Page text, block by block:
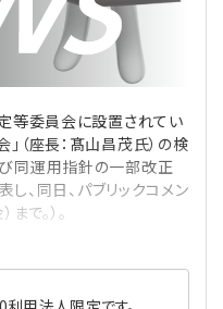
用
人事戦略
定される指摘事項
等委員会に設置されてい
（座長：髙山昌茂氏）の検
同運用指針の一部改正
し、同日、パブリックコメン
で。）。